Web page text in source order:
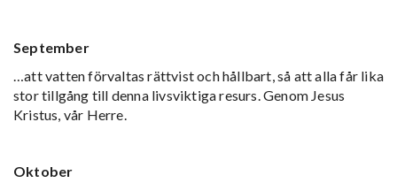
September
…att vatten förvaltas rättvist och hållbart, så att alla får lika
stor tillgång till denna livsviktiga resurs. Genom Jesus
Kristus, vår Herre.
Oktober